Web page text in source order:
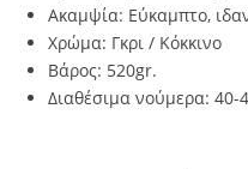
Ακαμψία: Εύκαμπτο,
Χρώμα: Γκρι / Κόκκινο
Βάρος: 520gr.
Διαθέσιμα νούμερα: 40-